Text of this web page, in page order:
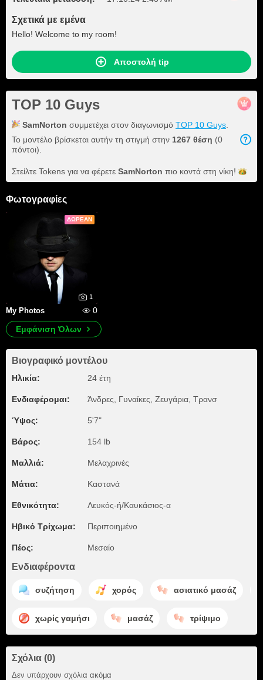
Σχετικά με εμένα
Hello! Welcome to my room!
Αποστολή tip
TOP 10 Guys
SamNorton συμμετέχει στον διαγωνισμό TOP 10 Guys
Το μοντέλο βρίσκεται αυτήν τη στιγμή στην 1267 θέση (0
πόντοι).
Στείλτε Tokens για να φέρετε SamNorton πιο κοντά στη νίκη!
Φωτογραφίες
ΔΩΡΕΆΝ
1
My Photos
0
Εμφάνιση Όλων
Βιογραφικό μοντέλου
Ηλικία: 24 έτη
Ενδιαφέρομαι: Άνδρες, Γυναίκες, Zευγάρια, Τρανσ
Ύψος: 5'7"
Βάρος: 154 lb
Μαλλιά: Μελαχρινές
Μάτια: Καστανά
Εθνικότητα: Λευκός-ή/Καυκάσιος-α
Ηβικό Τρίχωμα: Περιποιημένο
Πέος: Μεσαίο
Ενδιαφέροντα
συζήτηση χορός ασιατικό μασάζ
χωρίς γαμήσι μασάζ τρίψιμο
Σχόλια (0)
Δεν υπάρχουν σχόλια ακόμα